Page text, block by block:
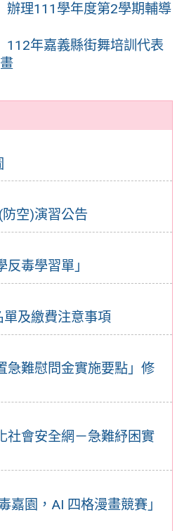
空)演習公告
毒學習單」
及繳費注意事項
急難慰問金實施要點」修
社會安全網－急難紓困實
嘉園，AI 四格漫畫競賽」
辦理111學年度第2學期輔導
112年嘉義縣街舞培訓代表